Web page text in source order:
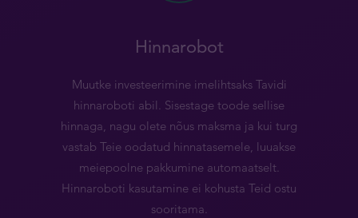
Hinnarobot
Muutke investeerimine imelihtsaks Tavidi
hinnaroboti abil. Sisestage toode sellise
hinnaga, nagu olete nõus maksma ja kui turg
vastab Teie oodatud hinnatasemele, luuakse
meiepoolne pakkumine automaatselt.
Hinnaroboti kasutamine ei kohusta Teid ostu
sooritama.